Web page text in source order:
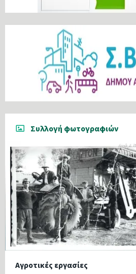
Συλλογή φωτογραφιών
Αγροτικές εργασίες